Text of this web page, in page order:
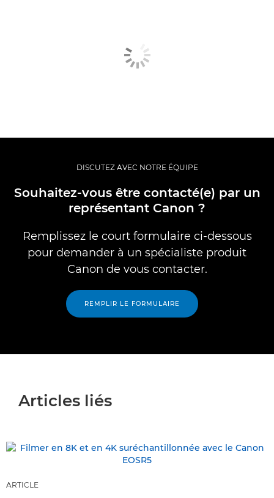
DISCUTEZ AVEC NOTRE ÉQUIPE
Souhaitez-vous être contacté(e) par un
représentant Canon ?
Remplissez le court formulaire ci-dessous
pour demander à un spécialiste produit
Canon de vous contacter.
REMPLIR LE FORMULAIRE
Articles liés
ARTICLE